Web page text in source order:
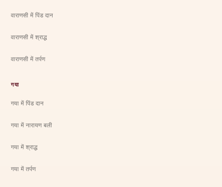
वाराणसी में पिंड दान
वाराणसी में श्राद्ध
वाराणसी में तर्पण
गया
गया में पिंड दान
गया में नारायण बली
गया में श्राद्ध
गया में तर्पण